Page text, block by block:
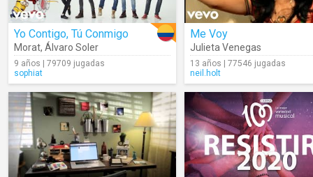
Yo Contigo, Tú Conmigo
Morat, Álvaro Soler
9 años | 79709 jugadas
sophiat
Me Voy
Julieta Venegas
13 años | 77546 jugadas
neil.holt